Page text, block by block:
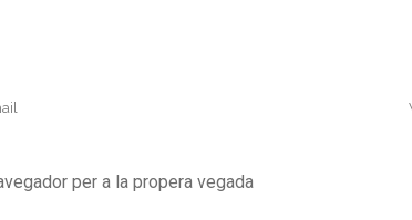
per a la propera vegada